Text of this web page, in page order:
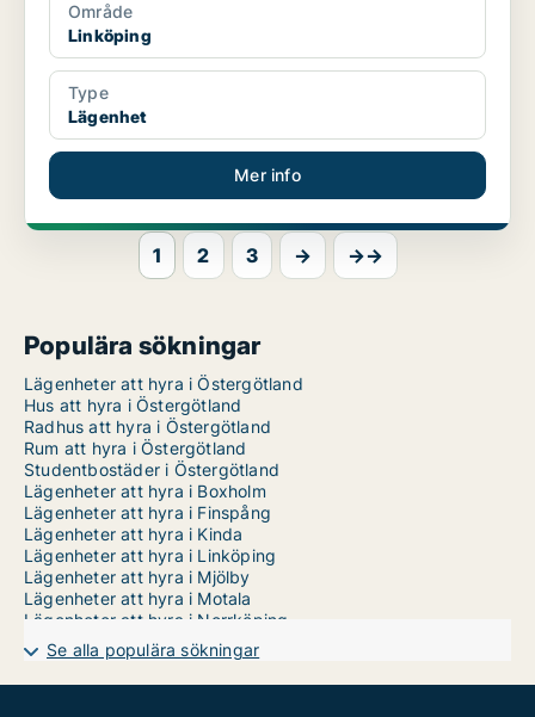
Område
Linköping
Type
Lägenhet
Mer info
1 2 3 → →→
Populära sökningar
Lägenheter att hyra i Östergötland
Hus att hyra i Östergötland
Radhus att hyra i Östergötland
Rum att hyra i Östergötland
Studentbostäder i Östergötland
Lägenheter att hyra i Boxholm
Lägenheter att hyra i Finspång
Lägenheter att hyra i Kinda
Lägenheter att hyra i Linköping
Lägenheter att hyra i Mjölby
Lägenheter att hyra i Motala
Lägenheter att hyra i Norrköping
Lägenheter att hyra i Söderköping
Lägenheter att hyra i Vadstena
Lägenheter att hyra i Valdemarsvik
Se alla populära sökningar